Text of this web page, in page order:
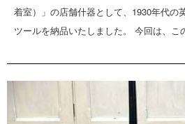
着室）」の店舗什器として、1930年代の
ツールを納品いたしました。 今回は、